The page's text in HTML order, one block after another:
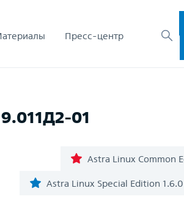
Пресс-центр
01
Astra Linux Common
Astra Linux Special Edition 1.6.0